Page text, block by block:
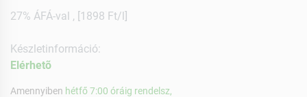
27% ÁFÁ-val , [1898 Ft/l]
Készletinformáció:
Elérhetõ
Amennyiben hétfő 7:00 óráig rendelsz,